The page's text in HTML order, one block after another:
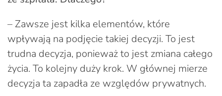
– Zawsze jest kilka elementów, które
wpływają na podjęcie takiej decyzji. To jest
trudna decyzja, ponieważ to jest zmiana całego
życia. To kolejny duży krok. W głównej mierze
decyzja ta zapadła ze względów prywatnych.